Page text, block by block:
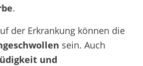
.
der Erkrankung können die
sein. Auch
und